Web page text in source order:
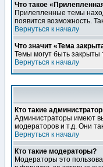
Что такое
Прилепленные темы
появится возможность.
Вернуться к началу
Что значит «Тема
Темы могут быть
Вернуться к началу
Кто такие
Администраторы имеют
модераторов и т.д. Они
Вернуться к началу
Кто такие модераторы?
Модераторы это